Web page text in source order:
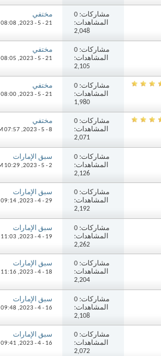
مشاركات: 0
المشاهدات:
2,048
مختفي
21 - 5 - 2023,
08:08 PM
مشاركات: 0
المشاهدات:
2,105
مختفي
21 - 5 - 2023,
08:05 PM
مشاركات: 0
المشاهدات:
1,980
مختفي
21 - 5 - 2023,
08:00 PM
مشاركات: 0
المشاهدات:
2,071
مختفي
8 - 5 - 2023,
07:57 PM
مشاركات: 0
المشاهدات:
2,126
سبق الإمارات
2 - 5 - 2023,
10:29 AM
مشاركات: 0
المشاهدات:
2,192
سبق الإمارات
29 - 4 - 2023,
09:14 AM
مشاركات: 0
المشاهدات:
2,262
سبق الإمارات
19 - 4 - 2023,
11:03 AM
مشاركات: 0
المشاهدات:
2,204
سبق الإمارات
18 - 4 - 2023,
11:16 AM
مشاركات: 0
المشاهدات:
2,108
سبق الإمارات
16 - 4 - 2023,
09:48 AM
مشاركات: 0
المشاهدات:
2,072
سبق الإمارات
16 - 4 - 2023,
09:41 AM